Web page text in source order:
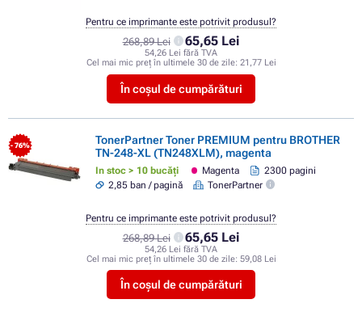
268,89 Lei 65,65 Lei
54,26 Lei fără TVA
Cel mai mic preț în ultimele 30 de zile: 21,77 Lei
În coșul de cumpărături
Pentru ce imprimante este potrivit produsul?
- 76%
TonerPartner Toner PREMIUM pentru BROTHER
TN-248-XL (TN248XLM), magenta
In stoc > 10 bucăți Magenta
2300 pagini
2,85 ban / pagină
TonerPartner
268,89 Lei 65,65 Lei
54,26 Lei fără TVA
Cel mai mic preț în ultimele 30 de zile: 59,08 Lei
În coșul de cumpărături
Pentru ce imprimante este potrivit produsul?